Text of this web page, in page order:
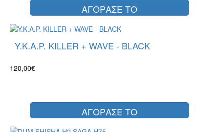
ΑΓΟΡΑΣΕ ΤΟ
Y.K.A.P. KILLER + WAVE - BLACK
120,00€
ΑΓΟΡΑΣΕ ΤΟ